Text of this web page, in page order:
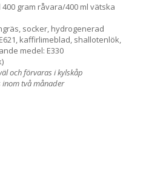
gram råvara/400 ml vätska
socker, hydrogenerad
kaffirlimeblad, shallotenlök,
medel: E330
och förvaras i kylskåp
två månader